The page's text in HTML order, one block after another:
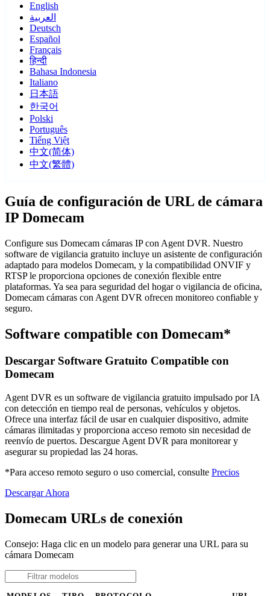
English
العربية
Deutsch
Español
Français
हिन्दी
Bahasa Indonesia
Italiano
日本語
한국어
Polski
Português
Tiếng Việt
中文(简体)
中文(繁體)
Guía de configuración de URL de cámara
IP Domecam
Configure sus Domecam cámaras IP con Agent DVR. Nuestro
software de vigilancia gratuito incluye un asistente de configuración
adaptado para modelos Domecam, y la compatibilidad ONVIF y
RTSP le proporciona opciones de conexión flexible entre
plataformas. Ya sea para seguridad del hogar o vigilancia de oficina,
Domecam cámaras con Agent DVR ofrecen monitoreo confiable y
seguro.
Software compatible con Domecam*
Descargar Software Gratuito Compatible con
Domecam
Agent DVR es un software de vigilancia gratuito impulsado por IA
con detección en tiempo real de personas, vehículos y objetos.
Ofrece una interfaz fácil de usar en cualquier dispositivo, admite
cámaras ilimitadas y proporciona acceso remoto sin necesidad de
reenvío de puertos. Descargue Agent DVR para monitorear y
asegurar su propiedad las 24 horas.
*Para acceso remoto seguro o uso comercial, consulte Precios
Descargar Ahora
Domecam URLs de conexión
Consejo: Haga clic en un modelo para generar una URL para su
cámara Domecam